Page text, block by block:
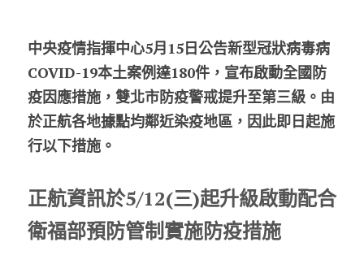
工作機會
股東專區
ESG永續經營
聯絡正航
搜索
中央疫情指揮中心5月15日公告新型冠狀病毒病
COVID-19本土案例達180件，宣布啟動全國防
疫因應措施，雙北市防疫警戒提升至第三級。由
於正航各地據點均鄰近染疫地區，因此即日起施
行以下措施。
正航資訊於5/12(三)起升級啟動配合
衛福部預防管制實施防疫措施